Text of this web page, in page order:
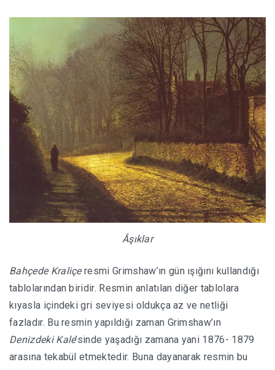
Âşıklar
Bahçede Kraliçeresmi Grimshaw’ın gün ışığını kullandığı
tablolarından biridir. Resmin anlatılan diğer tablolara
kıyasla içindeki gri seviyesi oldukça az ve netliği
fazladır. Bu resmin yapıldığı zaman Grimshaw’ın
Denizdeki Kale’sinde yaşadığı zamana yani 1876- 1879
arasına tekabül etmektedir. Buna dayanarak resmin bu